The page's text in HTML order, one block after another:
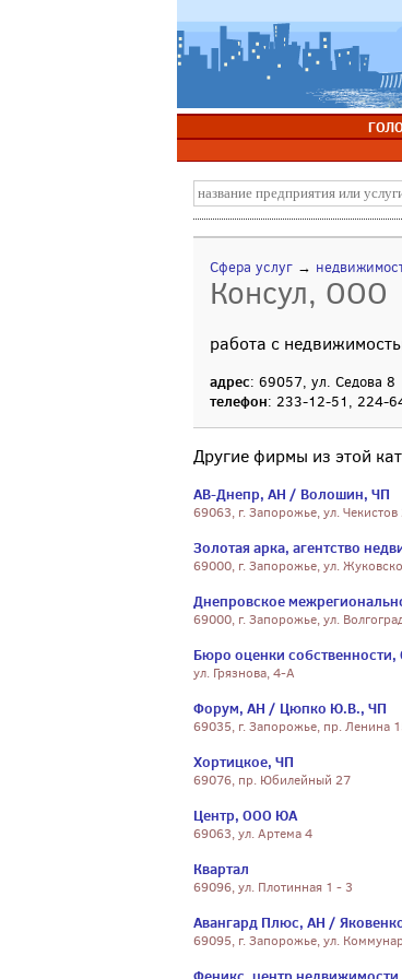
Сфера услуг →
Консул, ООО
работа с
адрес: 69057, ул. Седова 8
телефон: 233-12-51, 224-
Другие фирмы из этой
АВ-Днепр, АН / Волошин, ЧП
69063, г. Запорожье, ул.
Золотая арка, агентство
69000, г. Запорожье, ул.
Днепровское
69000, г. Запорожье, ул.
Бюро оценки
ул. Грязнова, 4-А
Форум, АН / Цюпко Ю.В., ЧП
69035, г. Запорожье, пр. Ленина
Хортицкое, ЧП
69076, пр. Юбилейный 27
Центр, ООО ЮА
69063, ул. Артема 4
Квартал
69096, ул. Плотинная 1 - 3
Авангард Плюс, АН /
69095, г. Запорожье, ул.